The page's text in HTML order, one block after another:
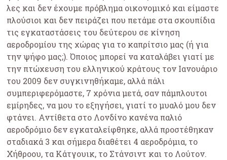
λες και δεν έχουμε πρόβλημα οικονομικό και είμαστε
πλούσιοι και δεν πειράζει που πετάμε στα σκουπίδια
τις εγκαταστάσεις του δεύτερου σε κίνηση
αεροδρομίου της χώρας για το καπρίτσιο μας (ή για
την ψήφο μας;). Όποιος μπορεί να καταλάβει γιατί με
την πτώχευση του ελληνικού κράτους τον Ιανουάριο
του 2009 δεν συγκινηθήκαμε, αλλά πάλι
συμπεριφερόμαστε, 7 χρόνια μετά, σαν πάμπλουτοι
εμίρηδες, να μου το εξηγήσει, γιατί το μυαλό μου δεν
φτάνει. Αντίθετα στο Λονδίνο κανένα παλιό
αεροδρόμιο δεν εγκαταλείφθηκε, αλλά προστέθηκαν
σταδιακά 3 και σήμερα διαθέτει 4 αεροδρόμια, το
Χήθροου, τα Κάτγουικ, το Στάνσιντ και το Λούτον.